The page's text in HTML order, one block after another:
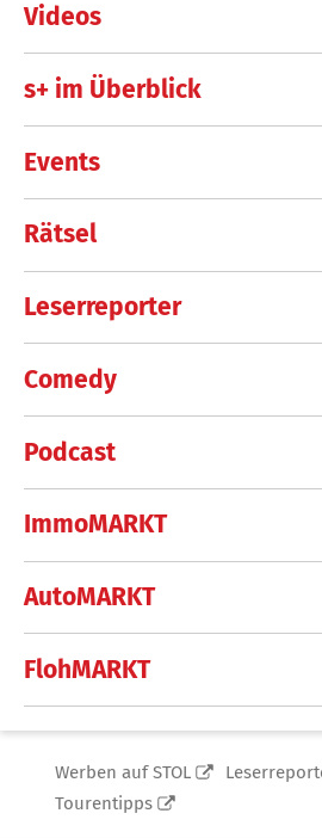
Videos
s+ im Überblick
Events
Rätsel
Leserreporter
Comedy
Podcast
ImmoMARKT
AutoMARKT
FlohMARKT
Werben auf STOL
Tourentipps